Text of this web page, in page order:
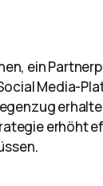
ein
Media-
erhöht